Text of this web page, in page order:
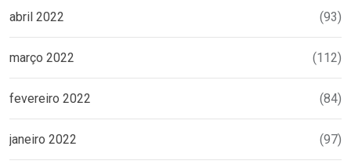
abril 2022 (93)
março 2022 (112)
fevereiro 2022 (84)
janeiro 2022 (97)